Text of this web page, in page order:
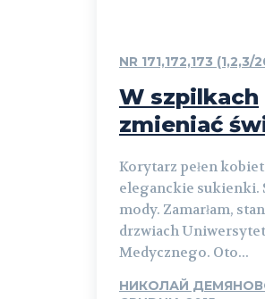
NR 171,172,173 (1,2,3/
W szpilkach
zmieniać
Korytarz pełen
eleganckie sukienki.
mody. Zamarłam,
drzwiach
Medycznego. Oto...
НИКОЛАЙ